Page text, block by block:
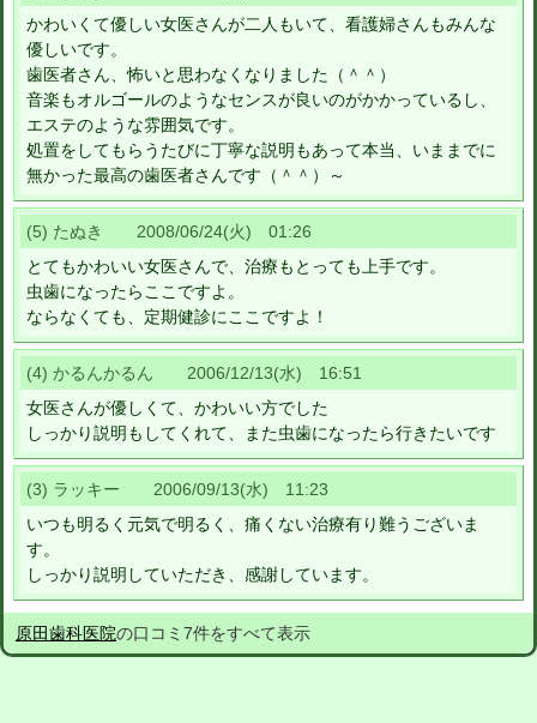
かわいくて優しい女医さんが二人もいて、看護婦さんもみんな
優しいです。
歯医者さん、怖いと思わなくなりました（＾＾）
音楽もオルゴールのようなセンスが良いのがかかっているし、
エステのような雰囲気です。
処置をしてもらうたびに丁寧な説明もあって本当、いままでに
無かった最高の歯医者さんです（＾＾）～
(5) たぬき 2008/06/24(火) 01:26
とてもかわいい女医さんで、治療もとっても上手です。
虫歯になったらここですよ。
ならなくても、定期健診にここですよ！
(4) かるんかるん 2006/12/13(水) 16:51
女医さんが優しくて、かわいい方でした
しっかり説明もしてくれて、また虫歯になったら行きたいです
(3) ラッキー 2006/09/13(水) 11:23
いつも明るく元気で明るく、痛くない治療有り難うございま
す。
しっかり説明していただき、感謝しています。
原田歯科医院の口コミ7件をすべて表示